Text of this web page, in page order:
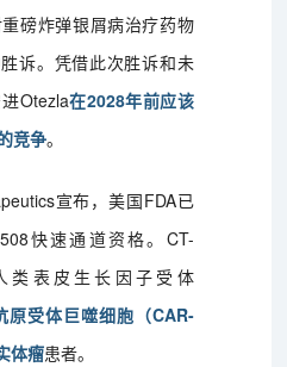
磅炸弹银屑病治疗药物
诉。凭借此次胜诉和未
Otezla在2028年前应该
竞争。
宣布，美国FDA已
快速通道资格。CT-
类表皮生长因子受体
原受体巨噬细胞（CAR-
体瘤患者。